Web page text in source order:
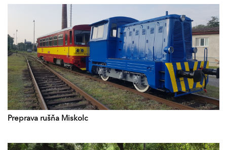
Preprava rušňa Miskolc